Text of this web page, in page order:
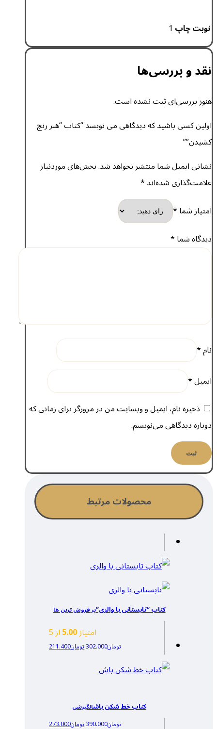
نوبت چاپ 1
نقد و بررسی‌ها
هنوز بررسی‌ای ثبت نشده است.
اولین کسی باشید که دیدگاهی می نویسد “کتاب “هنر رنج
کشیدن””
نشانی ایمیل شما منتشر نخواهد شد.بخش‌های موردنیاز
علامت‌گذاری شده‌اند*
امتیاز شما*
دیدگاه شما*
نام*
ایمیل*
ذخیره نام، ایمیل و وبسایت من در مرورگر برای زمانی که
دوباره دیدگاهی می‌نویسم.
محصولات مرتبط
کتاب “تابستانی با والری”پر فروش ترین ها
امتیاز5.00از 5
تومان302.000تومان211.400
کتاب خط شکن باشانگیزشی
تومان390.000تومان273.000